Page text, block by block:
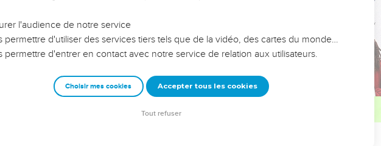
et responsables reviennent sur les erreurs
pour avancer avec plus de sagesse afin que leurs erreurs
un ministère, une équipe, un groupe ou une famille,
l'audience de notre service
permettre d'utiliser des services tiers tels que de la vidéo, des cartes du monde…
permettre d'entrer en contact avec notre service de relation aux utilisateurs.
Choisir mes cookies Accepter tous les cookies
Tout refuser